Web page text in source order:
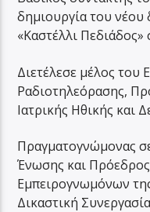
δημιουργία του νέου
«Καστέλλι
Διετέλεσε μέλος του
Ραδιοτηλεόρασης,
Ιατρικής Ηθικής και
Πραγματογνώμονας
Ένωσης και
Εμπειρογνωμόνων
Δικαστική